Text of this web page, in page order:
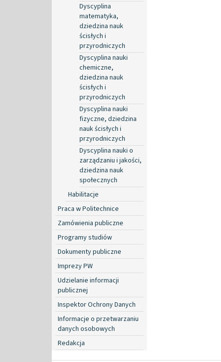
Dyscyplina
matematyka,
dziedzina nauk
ścisłych i
przyrodniczych
Dyscyplina nauki
chemiczne,
dziedzina nauk
ścisłych i
przyrodniczych
Dyscyplina nauki
fizyczne, dziedzina
nauk ścisłych i
przyrodniczych
Dyscyplina nauki o
zarządzaniu i jakości,
dziedzina nauk
społecznych
Habilitacje
Praca w Politechnice
Zamówienia publiczne
Programy studiów
Dokumenty publiczne
Imprezy PW
Udzielanie informacji
publicznej
Inspektor Ochrony Danych
Informacje o przetwarzaniu
danych osobowych
Redakcja